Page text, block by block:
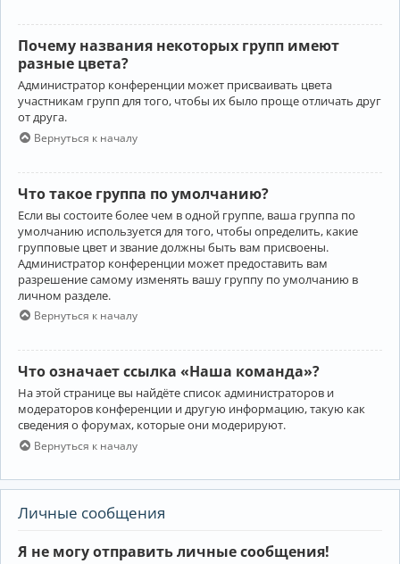
Почему названия некоторых групп имеют
разные цвета?
Администратор конференции может присваивать цвета
участникам групп для того, чтобы их было проще отличать друг
от друга.
Вернуться к началу
Что такое группа по умолчанию?
Если вы состоите более чем в одной группе, ваша группа по
умолчанию используется для того, чтобы определить, какие
групповые цвет и звание должны быть вам присвоены.
Администратор конференции может предоставить вам
разрешение самому изменять вашу группу по умолчанию в
личном разделе.
Вернуться к началу
Что означает ссылка «Наша команда»?
На этой странице вы найдёте список администраторов и
модераторов конференции и другую информацию, такую как
сведения о форумах, которые они модерируют.
Вернуться к началу
Личные сообщения
Я не могу отправить личные сообщения!